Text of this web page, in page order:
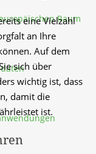
Raum
eine Vielzahl
an Ihre
Auf dem
sich über
wichtig ist, dass
damit die
ist.